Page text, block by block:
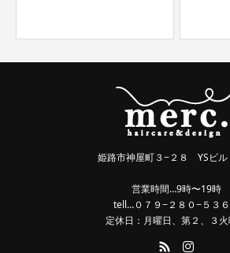
姫路市神屋町３−２８ YSビル
営業時間…9時〜19時
tell…０７９−２８０−５３６
定休日：月曜日、第２、３火